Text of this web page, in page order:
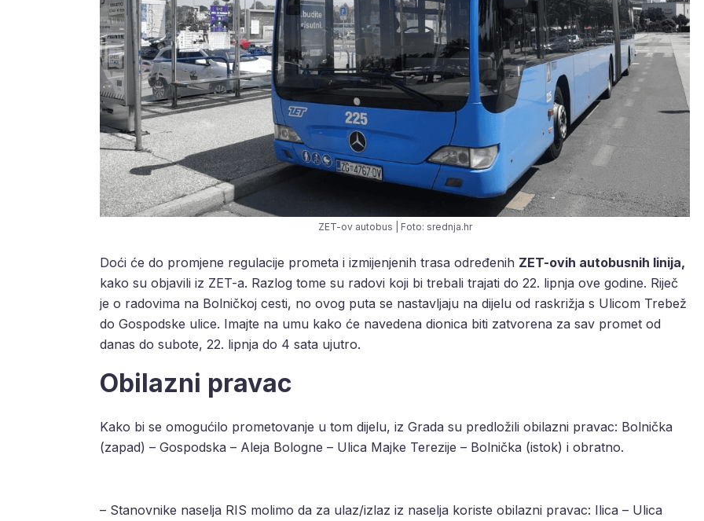
ZET-ov autobus | Foto: srednja.hr
Doći će do promjene regulacije prometa i izmijenjenih trasa određenih ZET-ovih autobusnih linija,
kako su objavili iz ZET-a. Razlog tome su radovi koji bi trebali trajati do 22. lipnja ove godine. Riječ
je o radovima na Bolničkoj cesti, no ovog puta se nastavljaju na dijelu od raskrižja s Ulicom Trebež
do Gospodske ulice. Imajte na umu kako će navedena dionica biti zatvorena za sav promet od
danas do subote, 22. lipnja do 4 sata ujutro.
Obilazni pravac
Kako bi se omogućilo prometovanje u tom dijelu, iz Grada su predložili obilazni pravac: Bolnička
(zapad) – Gospodska – Aleja Bologne – Ulica Majke Terezije – Bolnička (istok) i obratno.
– Stanovnike naselja RIS molimo da za ulaz/izlaz iz naselja koriste obilazni pravac: Ilica – Ulica